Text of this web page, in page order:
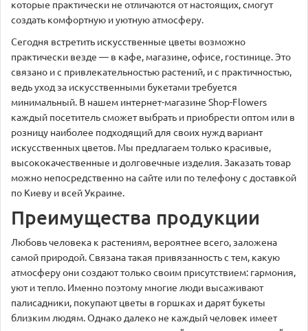
которые практически не отличаются от настоящих, смогут
создать комфортную и уютную атмосферу.
Сегодня встретить искусственные цветы возможно
практически везде — в кафе, магазине, офисе, гостинице. Это
связано и с привлекательностью растений, и с практичностью,
ведь уход за искусственными букетами требуется
минимальный. В нашем интернет-магазине Shop-Flowers
каждый посетитель сможет выбрать и приобрести оптом или в
розницу наиболее подходящий для своих нужд вариант
искусственных цветов. Мы предлагаем только красивые,
высококачественные и долговечные изделия. Заказать товар
можно непосредственно на сайте или по телефону с доставкой
по Киеву и всей Украине.
Преимущества продукции
Любовь человека к растениям, вероятнее всего, заложена
самой природой. Связана такая привязанность с тем, какую
атмосферу они создают только своим присутствием: гармония,
уют и тепло. Именно поэтому многие люди высаживают
палисадники, покупают цветы в горшках и дарят букеты
близким людям. Однако далеко не каждый человек имеет